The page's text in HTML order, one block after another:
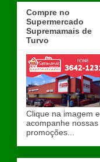
Compre no
Supermercado
Supremamais de
Turvo
Clique na imagem e
acompanhe nossas
promoções...